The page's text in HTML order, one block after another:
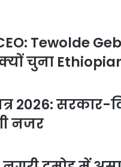
Tewolde
चुना
2026: सरकार-
नजर